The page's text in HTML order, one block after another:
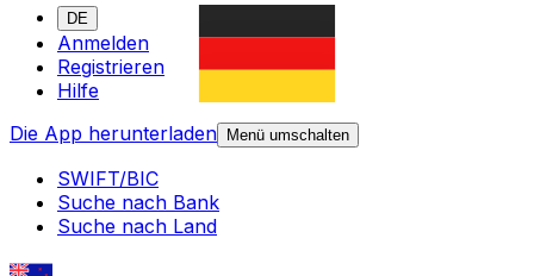
DE
Anmelden
Registrieren
Hilfe
Die App herunterladen
Menü umschalten
SWIFT/BIC
Suche nach Bank
Suche nach Land